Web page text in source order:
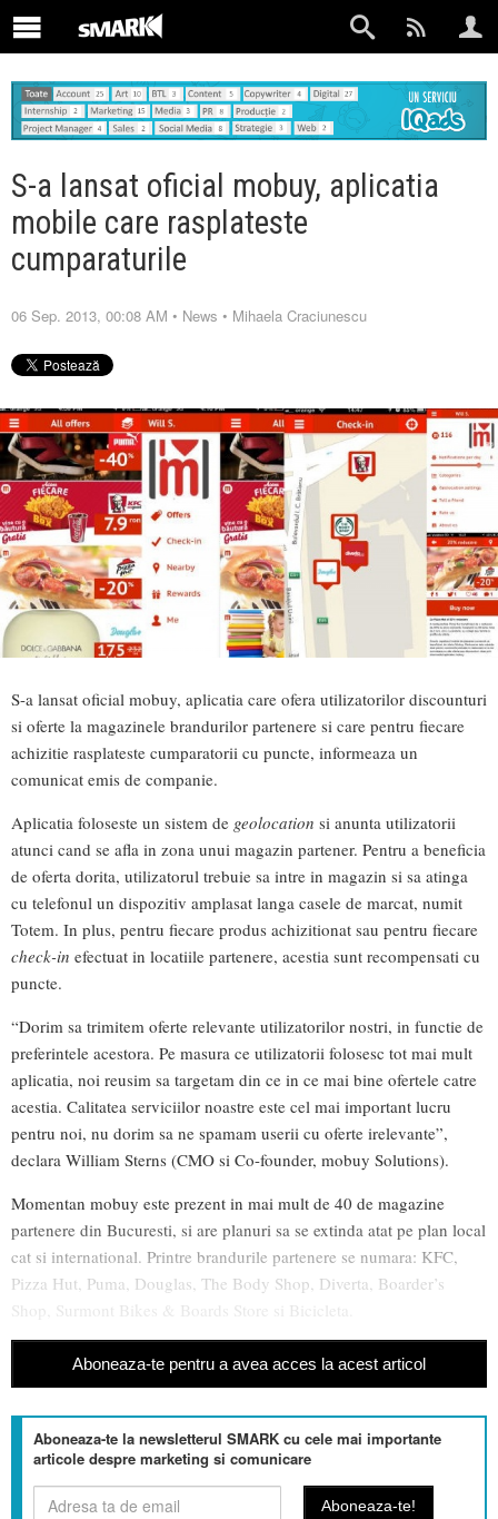
S-a lansat oficial mobuy, aplicatia
mobile care rasplateste
cumparaturile
06 Sep. 2013, 00:08 AM • News • Mihaela Craciunescu
S-a lansat oficial mobuy, aplicatia care ofera utilizatorilor discounturi
si oferte la magazinele brandurilor partenere si care pentru fiecare
achizitie rasplateste cumparatorii cu puncte, informeaza un
comunicat emis de companie.
Aplicatia foloseste un sistem de geolocation si anunta utilizatorii
atunci cand se afla in zona unui magazin partener. Pentru a beneficia
de oferta dorita, utilizatorul trebuie sa intre in magazin si sa atinga
cu telefonul un dispozitiv amplasat langa casele de marcat, numit
Totem. In plus, pentru fiecare produs achizitionat sau pentru fiecare
check-in efectuat in locatiile partenere, acestia sunt recompensati cu
puncte.
“Dorim sa trimitem oferte relevante utilizatorilor nostri, in functie de
preferintele acestora. Pe masura ce utilizatorii folosesc tot mai mult
aplicatia, noi reusim sa targetam din ce in ce mai bine ofertele catre
acestia. Calitatea serviciilor noastre este cel mai important lucru
pentru noi, nu dorim sa ne spamam userii cu oferte irelevante”,
declara William Sterns (CMO si Co-founder, mobuy Solutions).
Momentan mobuy este prezent in mai mult de 40 de magazine
partenere din Bucuresti, si are planuri sa se extinda atat pe plan local
cat si international. Printre brandurile partenere se numara: KFC,
Pizza Hut, Puma, Douglas, The Body Shop, Diverta, Boarder’s
Shop, Surmont Bikes & Boards Store si Bicicleta.
Aboneaza-te pentru a avea acces la acest articol
Aboneaza-te la newsletterul SMARK cu cele mai importante
articole despre marketing si comunicare